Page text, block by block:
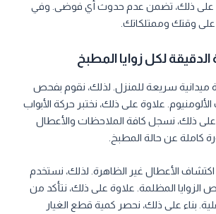
على ذلك، تضمن عدم حدوث أي فوضى. وفي
وقتك وممتلكاتك.
الدقيقة لكل زوايا المطبخ
ميدانية سريعة للمنزل. لذلك، نقوم بفحص
علاوة على ذلك، نختبر حركة الأبواب
على ذلك، نسجل كافة الملاحظات والأعطال
كاملة عن حالة المطبخ.
اكتشاف الأعطال غير الظاهرة. لذلك، نستخدم
المظلمة. علاوة على ذلك، نتأكد من
بناء على ذلك، نحصر كمية قطع الغيار